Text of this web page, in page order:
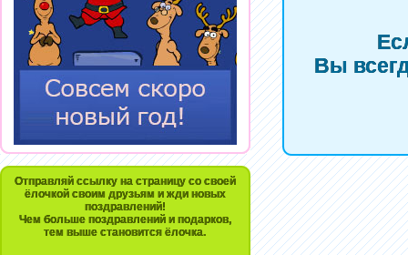
Отправляй ссылку на страницу со своей
ёлочкой своим друзьям и жди новых
поздравлений!
Чем больше поздравлений и подарков,
тем выше становится ёлочка.
Вы